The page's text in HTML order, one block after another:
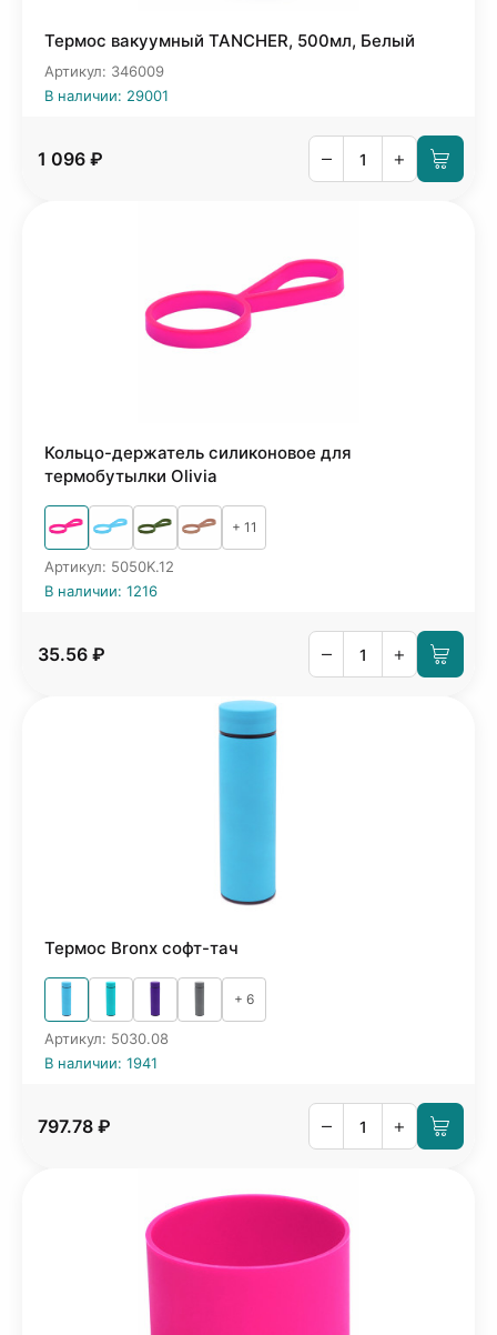
Термос вакуумный TANCHER, 500мл, Белый
Артикул: 346009
В наличии: 29001
1 096 ₽ – +
Кольцо-держатель силиконовое для
термобутылки Olivia
+ 11
Артикул: 5050K.12
В наличии: 1216
35.56 ₽ – +
Термос Bronx софт-тач
+ 6
Артикул: 5030.08
В наличии: 1941
797.78 ₽ – +